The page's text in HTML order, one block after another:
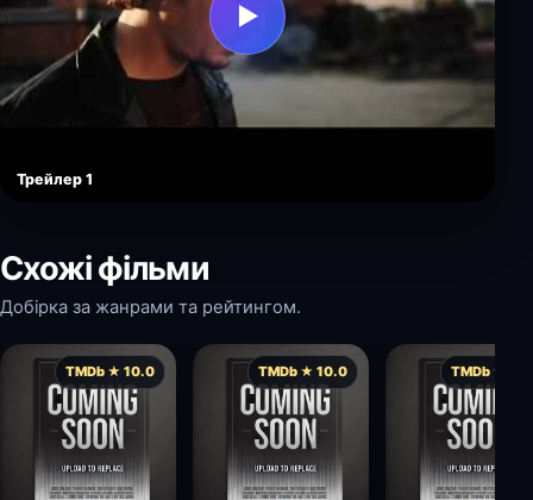
▶
Трейлер 1
Схожі фільми
Добірка за жанрами та рейтингом.
TMDb ★ 10.0 TMDb ★ 10.0 TMDb ★